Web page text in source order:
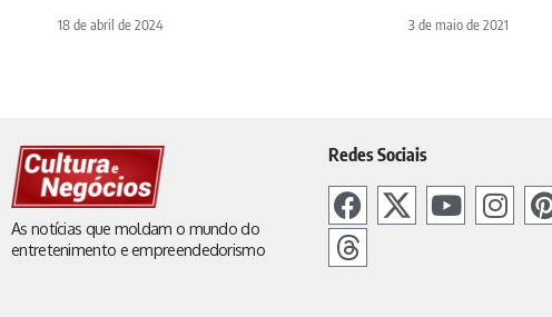
18 de abril de 2024 3 de maio de 2021
As notícias que moldam o mundo do
entretenimento e empreendedorismo
Redes Sociais